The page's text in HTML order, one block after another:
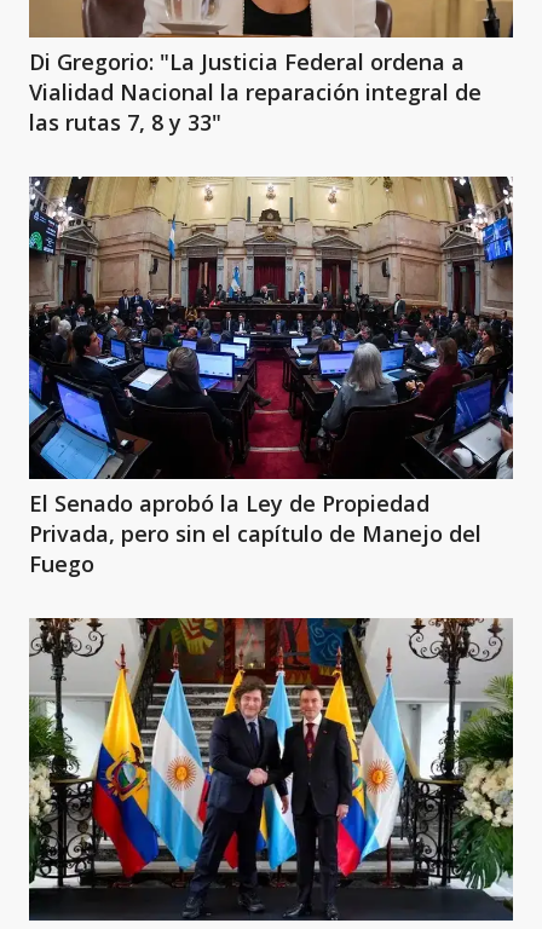
Di Gregorio: "La Justicia Federal ordena a
Vialidad Nacional la reparación integral de
las rutas 7, 8 y 33"
El Senado aprobó la Ley de Propiedad
Privada, pero sin el capítulo de Manejo del
Fuego